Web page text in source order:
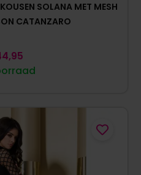
SOLANA MET MESH
CATANZARO